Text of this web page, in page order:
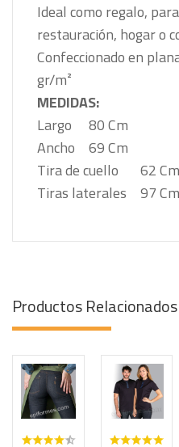
Ideal como regalo,
restauración, hogar o
Confeccionado en
gr/m²
MEDIDAS:
Largo
80 Cm
Ancho
69 Cm
Tira de cuello
62 Cm
Tiras laterales
97 Cm
Productos Relacionados